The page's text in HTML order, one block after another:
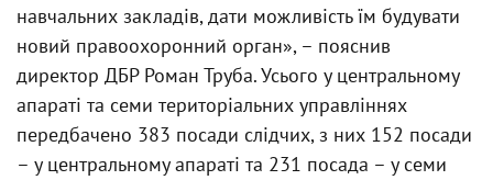
навчальних закладів, дати можливість їм будувати
новий правоохоронний орган», – пояснив
директор ДБР Роман Труба. Усього у центральному
апараті та семи територіальних управліннях
передбачено 383 посади слідчих, з них 152 посади
– у центральному апараті та 231 посада – у семи